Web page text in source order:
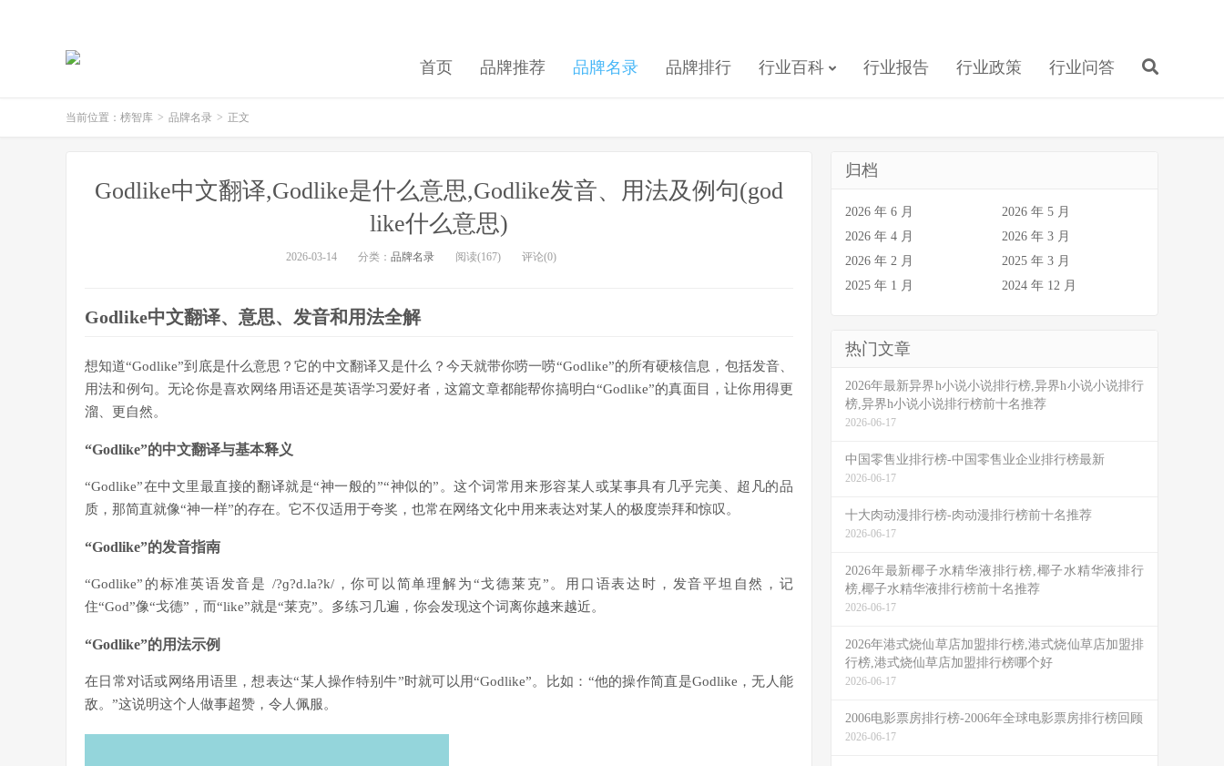
首页 品牌推荐 品牌名录 品牌排行 行业百科 行业报告 行业政策 行业问答
当前位置： 榜智库 > 品牌名录 > 正文
Godlike中文翻译,Godlike是什么意思,Godlike发音、用法及例句(god
like什么意思)
2026-03-14 分类： 品牌名录 阅读(167) 评论(0)
Godlike中文翻译、意思、发音和用法全解
想知道“Godlike”到底是什么意思？它的中文翻译又是什么？今天就带你唠一唠“Godlike”的所有硬核信息，包括发音、
用法和例句。无论你是喜欢网络用语还是英语学习爱好者，这篇文章都能帮你搞明白“Godlike”的真面目，让你用得更
溜、更自然。
“Godlike”的中文翻译与基本释义
“Godlike”在中文里最直接的翻译就是“神一般的”“神似的”。这个词常用来形容某人或某事具有几乎完美、超凡的品
质，那简直就像“神一样”的存在。它不仅适用于夸奖，也常在网络文化中用来表达对某人的极度崇拜和惊叹。
“Godlike”的发音指南
“Godlike”的标准英语发音是 /?ɡ?d.la?k/，你可以简单理解为“戈德莱克”。用口语表达时，发音平坦自然，记
住“God”像“戈德”，而“like”就是“莱克”。多练习几遍，你会发现这个词离你越来越近。
“Godlike”的用法示例
在日常对话或网络用语里，想表达“某人操作特别牛”时就可以用“Godlike”。比如：“他的操作简直是Godlike，无人能
敌。”这说明这个人做事超赞，令人佩服。
归档
2026 年 6 月
2026 年 5 月
2026 年 4 月
2026 年 3 月
2026 年 2 月
2025 年 3 月
2025 年 1 月
2024 年 12 月
热门文章
2026年最新异界h小说小说排行榜,异界h小说小说排行
榜,异界h小说小说排行榜前十名推荐
2026-06-17
中国零售业排行榜-中国零售业企业排行榜最新
2026-06-17
十大肉动漫排行榜-肉动漫排行榜前十名推荐
2026-06-17
2026年最新椰子水精华液排行榜,椰子水精华液排行
榜,椰子水精华液排行榜前十名推荐
2026-06-17
2026年港式烧仙草店加盟排行榜,港式烧仙草店加盟排
行榜,港式烧仙草店加盟排行榜哪个好
2026-06-17
2006电影票房排行榜-2006年全球电影票房排行榜回顾
2026-06-17